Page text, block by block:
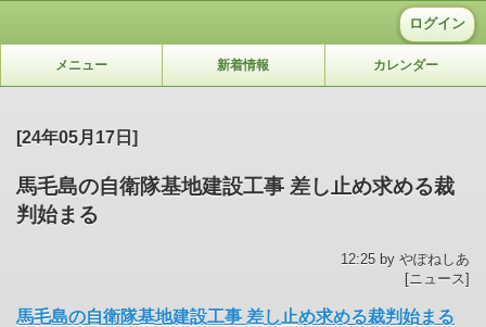
ログイン
メニュー 新着情報 カレンダー
[24年05月17日]
馬毛島の自衛隊基地建設工事 差し止め求める裁
判始まる
12:25 by やぽねしあ
[ニュース]
馬毛島の自衛隊基地建設工事 差し止め求める裁判始まる